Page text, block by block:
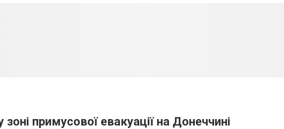
примусової евакуації на Донеччині